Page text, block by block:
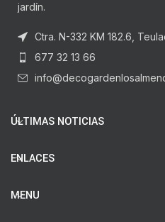
jardín.
Ctra. N-332 KM 182.6,
677 32 13 66
ÚLTIMAS NOTICIAS
ENLACES
MENU